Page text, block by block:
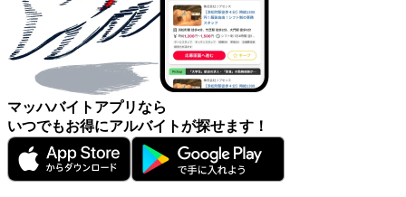
マッハバイトアプリなら
いつでもお得にアルバイトが探せます！